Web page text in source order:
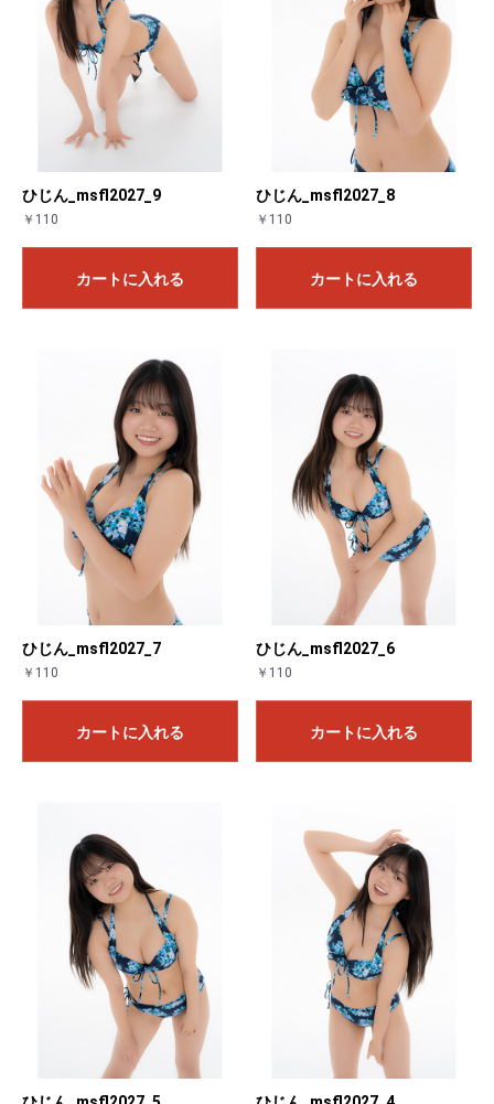
ひじん_msfl2027_9
￥110
カートに入れる
ひじん_msfl2027_8
￥110
カートに入れる
ひじん_msfl2027_7
￥110
カートに入れる
ひじん_msfl2027_6
￥110
カートに入れる